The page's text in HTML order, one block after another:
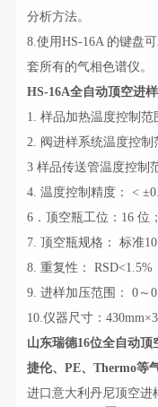
分析方法。
8.使用HS-16A 的键盘
套所有的气相色谱仪。
HS-16A全自动顶空进
1. 样品加热温度控制
2. 阀进样系统温度控
3 样品传送管温度控
4. 温度控制精度： <
6．顶空瓶工位：16 位；
7. 顶空瓶规格： 标准
8. 重复性： RSD<1.5%
9. 进样加压范围： 0～
10.仪器尺寸：
山东瑞德16位全自动
捷伦、PE、Thermo等
进口意大利丹尼顶空进